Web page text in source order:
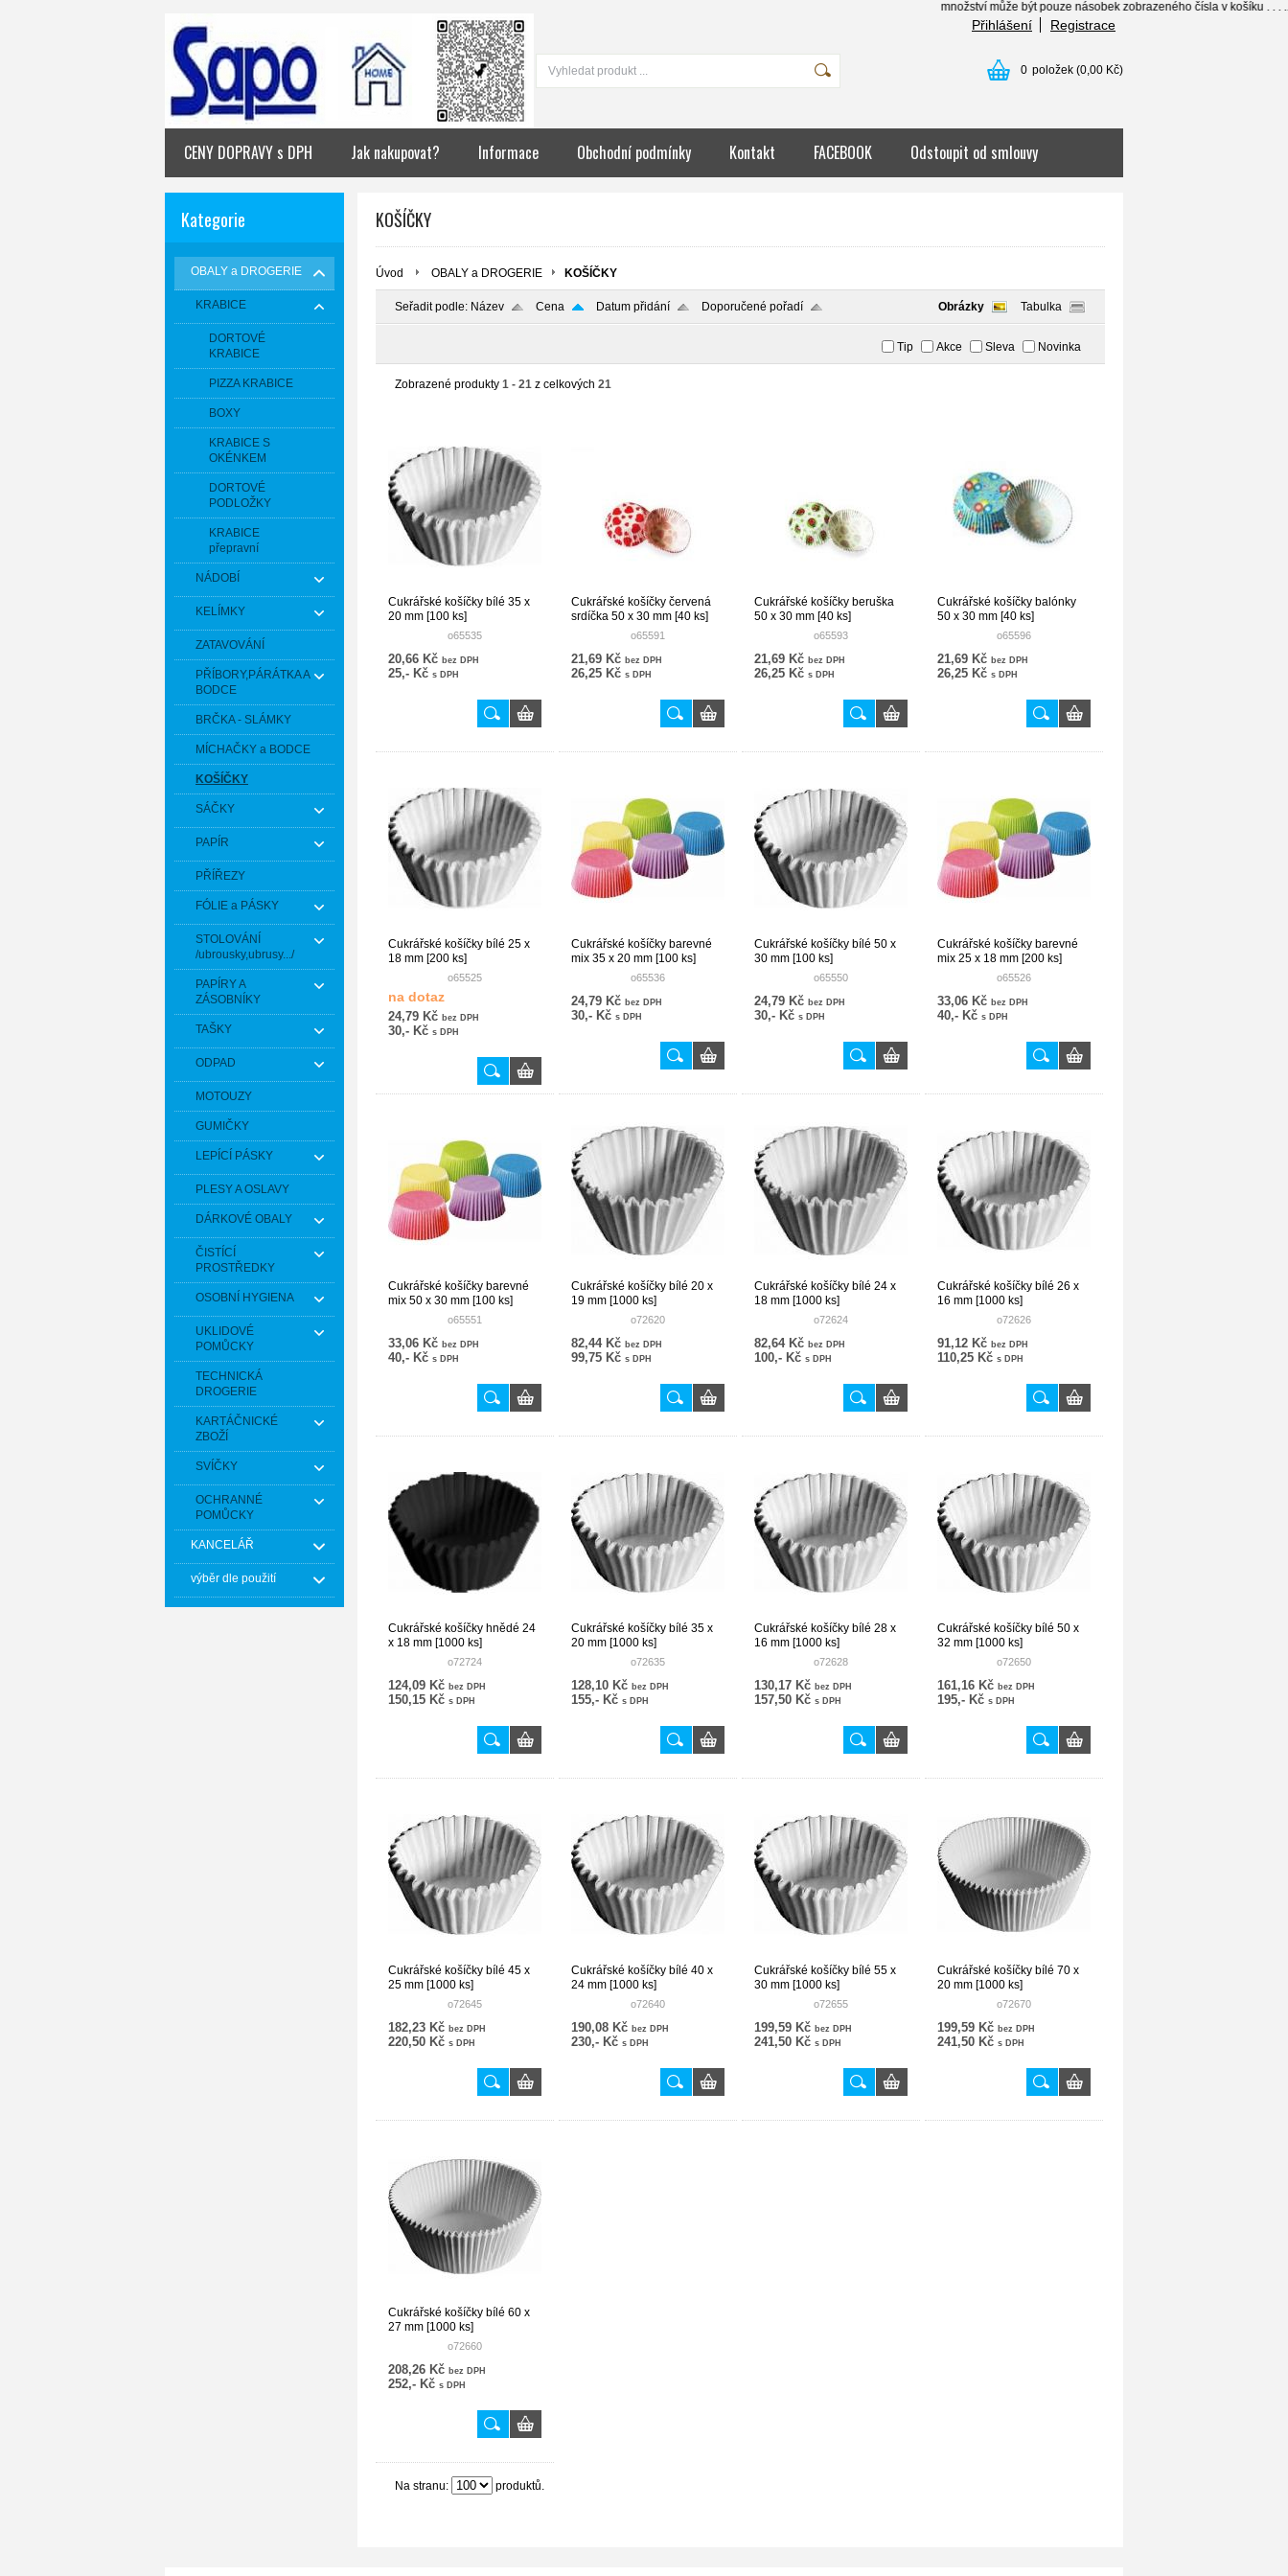
množství může být pouze násobek zobrazeného čísla v košíku . . . ..........
Přihlášení Registrace
0 položek (0,00 Kč)
CENY DOPRAVY s DPH Jak nakupovat? Informace Obchodní podmínky Kontakt FACEBOOK Odstoupit od smlouvy
Kategorie
OBALY a DROGERIE
KRABICE
DORTOVÉ
KRABICE
PIZZA KRABICE
BOXY
KRABICE S
OKÉNKEM
DORTOVÉ
PODLOŽKY
KRABICE
přepravní
NÁDOBÍ
KELÍMKY
ZATAVOVÁNÍ
PŘÍBORY,PÁRÁTKA A
BODCE
BRČKA - SLÁMKY
MÍCHAČKY a BODCE
KOŠÍČKY
SÁČKY
PAPÍR
PŘÍŘEZY
FÓLIE a PÁSKY
STOLOVÁNÍ
/ubrousky,ubrusy.../
PAPÍRY A
ZÁSOBNÍKY
TAŠKY
ODPAD
MOTOUZY
GUMIČKY
LEPÍCÍ PÁSKY
PLESY A OSLAVY
DÁRKOVÉ OBALY
ČISTÍCÍ
PROSTŘEDKY
OSOBNÍ HYGIENA
UKLIDOVÉ
POMŮCKY
TECHNICKÁ
DROGERIE
KARTÁČNICKÉ
ZBOŽÍ
SVÍČKY
OCHRANNÉ
POMŮCKY
KANCELÁŘ
výběr dle použití
KOŠÍČKY
Úvod OBALY a DROGERIE KOŠÍČKY
Seřadit podle: Název Cena Datum přidání Doporučené pořadí Obrázky Tabulka
Tip Akce Sleva Novinka
Zobrazené produkty 1 - 21 z celkových 21
Cukrářské košíčky bílé 35 x
20 mm [100 ks]
o65535
20,66 Kč bez DPH
25,- Kč s DPH
Cukrářské košíčky červená
srdíčka 50 x 30 mm [40 ks]
o65591
21,69 Kč bez DPH
26,25 Kč s DPH
Cukrářské košíčky beruška
50 x 30 mm [40 ks]
o65593
21,69 Kč bez DPH
26,25 Kč s DPH
Cukrářské košíčky balónky
50 x 30 mm [40 ks]
o65596
21,69 Kč bez DPH
26,25 Kč s DPH
Cukrářské košíčky bílé 25 x
18 mm [200 ks]
o65525
na dotaz
24,79 Kč bez DPH
30,- Kč s DPH
Cukrářské košíčky barevné
mix 35 x 20 mm [100 ks]
o65536
24,79 Kč bez DPH
30,- Kč s DPH
Cukrářské košíčky bílé 50 x
30 mm [100 ks]
o65550
24,79 Kč bez DPH
30,- Kč s DPH
Cukrářské košíčky barevné
mix 25 x 18 mm [200 ks]
o65526
33,06 Kč bez DPH
40,- Kč s DPH
Cukrářské košíčky barevné
mix 50 x 30 mm [100 ks]
o65551
33,06 Kč bez DPH
40,- Kč s DPH
Cukrářské košíčky bílé 20 x
19 mm [1000 ks]
o72620
82,44 Kč bez DPH
99,75 Kč s DPH
Cukrářské košíčky bílé 24 x
18 mm [1000 ks]
o72624
82,64 Kč bez DPH
100,- Kč s DPH
Cukrářské košíčky bílé 26 x
16 mm [1000 ks]
o72626
91,12 Kč bez DPH
110,25 Kč s DPH
Cukrářské košíčky hnědé 24
x 18 mm [1000 ks]
o72724
124,09 Kč bez DPH
150,15 Kč s DPH
Cukrářské košíčky bílé 35 x
20 mm [1000 ks]
o72635
128,10 Kč bez DPH
155,- Kč s DPH
Cukrářské košíčky bílé 28 x
16 mm [1000 ks]
o72628
130,17 Kč bez DPH
157,50 Kč s DPH
Cukrářské košíčky bílé 50 x
32 mm [1000 ks]
o72650
161,16 Kč bez DPH
195,- Kč s DPH
Cukrářské košíčky bílé 45 x
25 mm [1000 ks]
o72645
182,23 Kč bez DPH
220,50 Kč s DPH
Cukrářské košíčky bílé 40 x
24 mm [1000 ks]
o72640
190,08 Kč bez DPH
230,- Kč s DPH
Cukrářské košíčky bílé 55 x
30 mm [1000 ks]
o72655
199,59 Kč bez DPH
241,50 Kč s DPH
Cukrářské košíčky bílé 70 x
20 mm [1000 ks]
o72670
199,59 Kč bez DPH
241,50 Kč s DPH
Cukrářské košíčky bílé 60 x
27 mm [1000 ks]
o72660
208,26 Kč bez DPH
252,- Kč s DPH
Na stranu: produktů.